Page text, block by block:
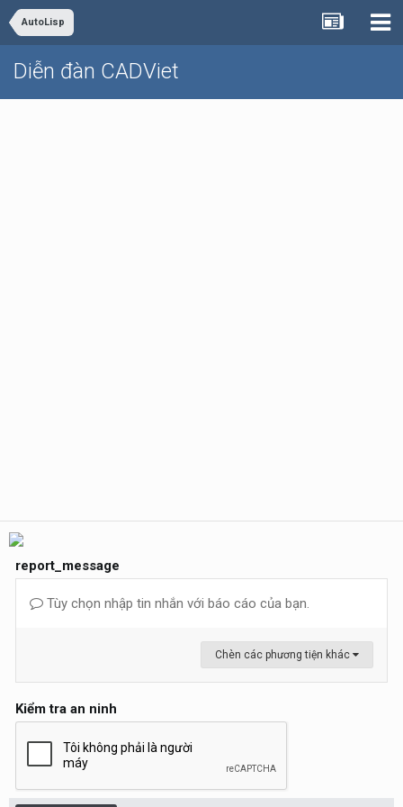
AutoLisp
Diễn đàn CADViet
report_message
Tùy chọn nhập tin nhắn với báo cáo của bạn.
Chèn các phương tiện khác
Kiểm tra an ninh